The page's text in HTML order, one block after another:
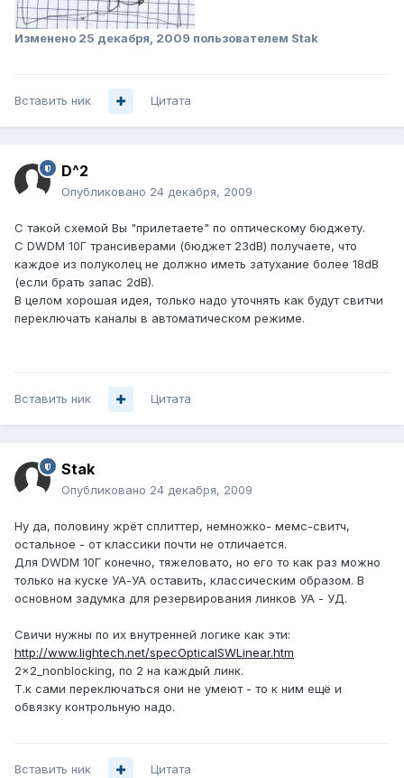
Изменено 25 декабря, 2009 пользователем Stak
Вставить ник Цитата
D^2
Опубликовано 24 декабря, 2009
С такой схемой Вы "прилетаете" по оптическому бюджету.
С DWDM 10Г трансиверами (бюджет 23dB) получаете, что
каждое из полуколец не должно иметь затухание более 18dB
(если брать запас 2dB).
В целом хорошая идея, только надо уточнять как будут свитчи
переключать каналы в автоматическом режиме.
Вставить ник Цитата
Stak
Опубликовано 24 декабря, 2009
Ну да, половину жрёт сплиттер, немножко- мемс-свитч,
остальное - от классики почти не отличается.
Для DWDM 10Г конечно, тяжеловато, но его то как раз можно
только на куске УА-УА оставить, классическим образом. В
основном задумка для резервирования линков УА - УД.
Свичи нужны по их внутренней логике как эти:
http://www.lightech.net/specOpticalSWLinear.htm
2x2_nonblocking, по 2 на каждый линк.
Т.к сами переключаться они не умеют - то к ним ещё и
обвязку контрольную надо.
Вставить ник Цитата